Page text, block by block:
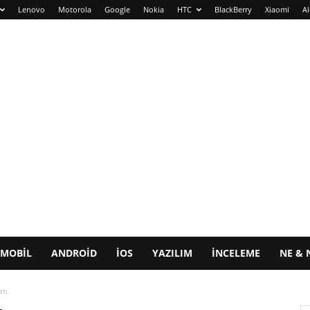
Lenovo Motorola Google Nokia HTC BlackBerry Xiaomi
MOBIL ANDROID IOS YAZILIM İNCELEME NE &